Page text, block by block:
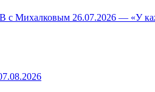
с Михалковым 26.07.2026 — «У